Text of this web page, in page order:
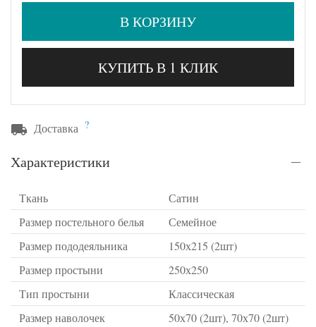
В КОРЗИНУ
КУПИТЬ В 1 КЛИК
Доставка ?
Характеристики
Ткань
Сатин
Размер постельного белья
Семейное
Размер пододеяльника
150х215 (2шт)
Размер простыни
250х250
Тип простыни
Классическая
Размер наволочек
50х70 (2шт), 70х70 (2шт)